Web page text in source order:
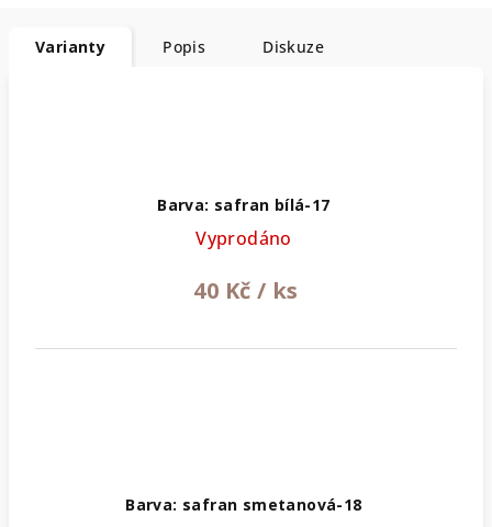
Varianty Popis Diskuze
Barva: safran bílá-17
Vyprodáno
40 Kč / ks
Barva: safran smetanová-18